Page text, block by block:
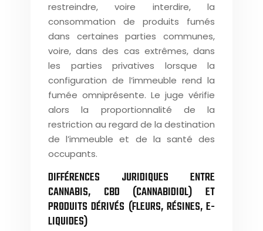
restreindre, voire interdire, la
consommation de produits fumés
dans certaines parties communes,
voire, dans des cas extrêmes, dans
les parties privatives lorsque la
configuration de l’immeuble rend la
fumée omniprésente. Le juge vérifie
alors la proportionnalité de la
restriction au regard de la destination
de l’immeuble et de la santé des
occupants.
DIFFÉRENCES JURIDIQUES ENTRE
CANNABIS, CBD (CANNABIDIOL) ET
PRODUITS DÉRIVÉS (FLEURS, RÉSINES, E-
LIQUIDES)